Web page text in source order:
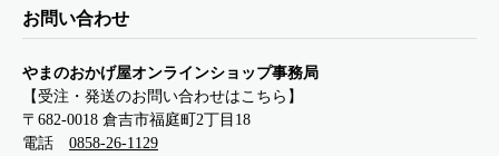
お問い合わせ
やまのおかげ屋オンラインショップ事務局
【受注・発送のお問い合わせはこちら】
〒682-0018 倉吉市福庭町2丁目18
電話 0858-26-1129